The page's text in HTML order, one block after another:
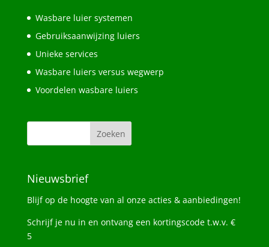
Wasbare luier systemen
Gebruiksaanwijzing luiers
Unieke services
Wasbare luiers versus wegwerp
Voordelen wasbare luiers
Nieuwsbrief
Blijf op de hoogte van al onze acties & aanbiedingen!
Schrijf je nu in en ontvang een kortingscode t.w.v. €
5